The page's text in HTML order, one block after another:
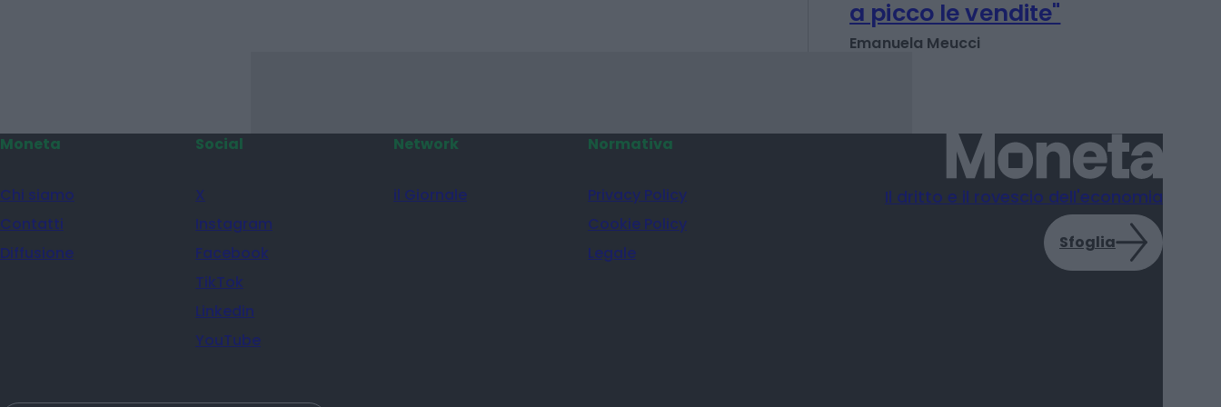
shopping: strategie per
le aziende che non
Moneta Social
X
Instagram
Facebook
Normativa
Il dritto e il rovescio dell'economia